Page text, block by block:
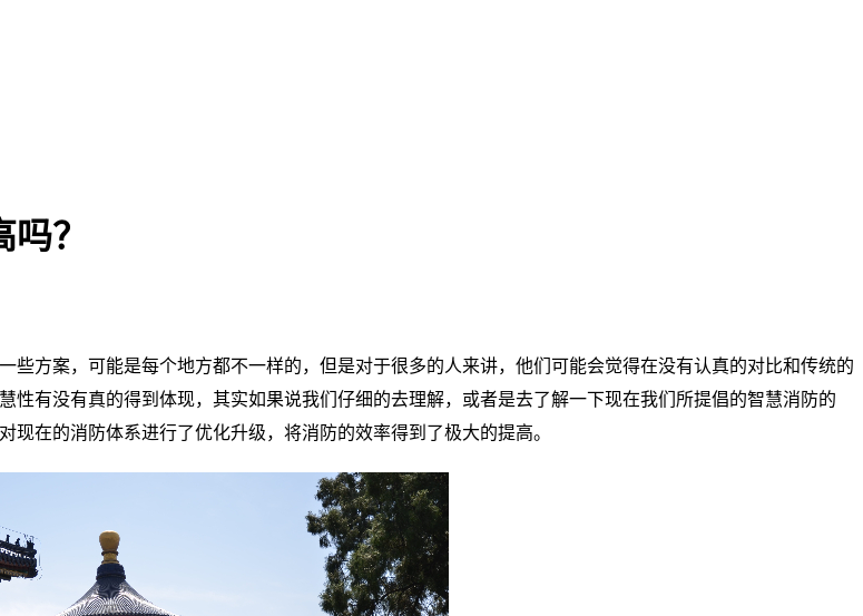
？
些方案，可能是每个地方都不一样的，但是对于很多的人来讲，他们可能会觉得在没有认真的对比和传统的
有没有真的得到体现，其实如果说我们仔细的去理解，或者是去了解一下现在我们所提倡的智慧消防的
在的消防体系进行了优化升级，将消防的效率得到了极大的提高。